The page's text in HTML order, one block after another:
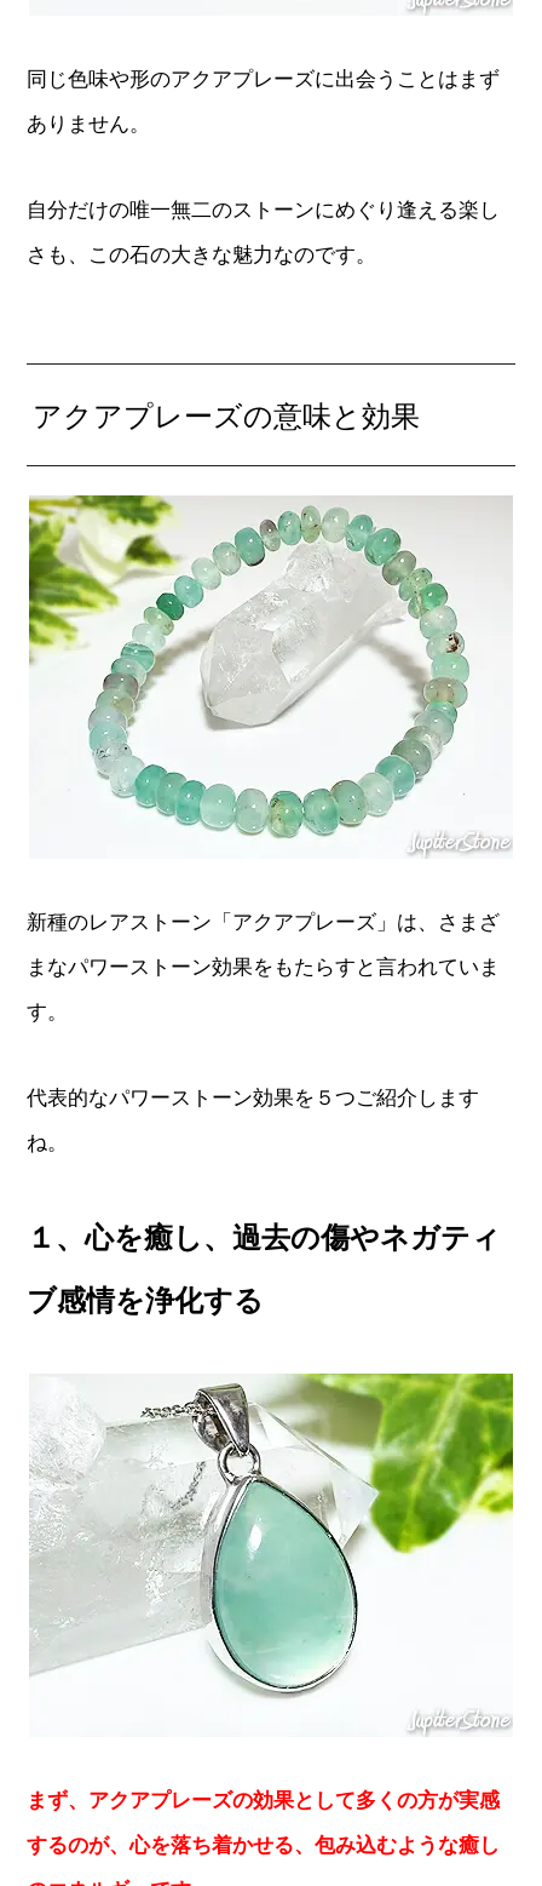
同じ色味や形のアクアプレーズに出会うことはまず
ありません。
自分だけの唯一無二のストーンにめぐり逢える楽し
さも、この石の大きな魅力なのです。
アクアプレーズの意味と効果
新種のレアストーン「アクアプレーズ」は、さまざ
まなパワーストーン効果をもたらすと言われていま
す。
代表的なパワーストーン効果を５つご紹介します
ね。
１、心を癒し、過去の傷やネガティ
ブ感情を浄化する
まず、アクアプレーズの効果として多くの方が実感
するのが、心を落ち着かせる、包み込むような癒し